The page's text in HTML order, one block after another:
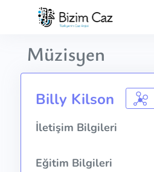
Müzisyen
Billy Kilson
İletişim Bilgileri
Eğitim Bilgileri